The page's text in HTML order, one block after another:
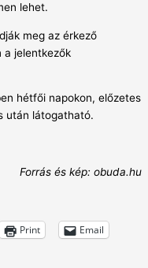
lehet.
meg az érkező
a jelentkezők
hétfői napokon, előzetes
után látogatható.
Forrás és kép: obuda.hu
Print
Email